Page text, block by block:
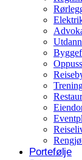
Portefølje